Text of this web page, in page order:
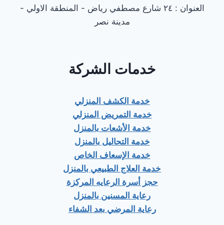
العنوان : ٢٤ شارع مصطفي رياض - المنطقة الاولي -
مدينة نصر
خدمات الشركة
خدمة الكشف المنزلي
خدمة التمريض المنزلي
خدمة الأشعات بالمنزل
خدمة التحاليل بالمنزل
خدمة الإسعاف الخاص
خدمة العلاج الطبيعي بالمنزل
حجز أسرة الرعايه المركزة
رعاية المسنين بالمنزل
رعاية المرضي بعد الشفاء